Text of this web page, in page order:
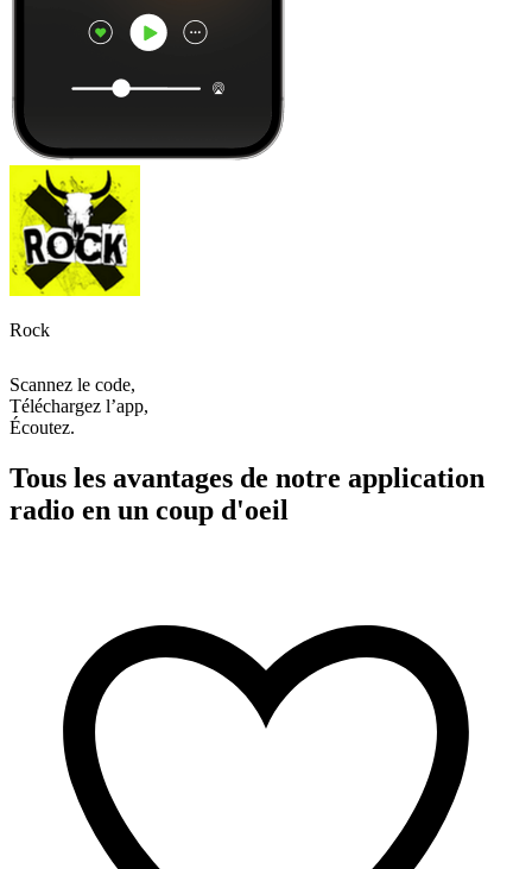
Rock
Scannez le code,
Téléchargez l’app,
Écoutez.
Tous les avantages de notre application
radio en un coup d'oeil